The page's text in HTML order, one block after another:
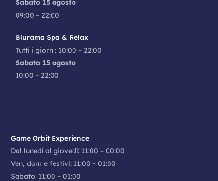
Sabato 15 agosto
09:00 – 22:00
Blurama Spa & Relax
Tutti i giorni: 10:00 – 22:00
Sabato 15 agosto
10:00 – 22:00
Game Orbit Experience
Dal lunedì al giovedì: 11:00 – 00:00
Ven, dom e festivi: 11:00 – 01:00
Sabato: 11:00 – 01:00